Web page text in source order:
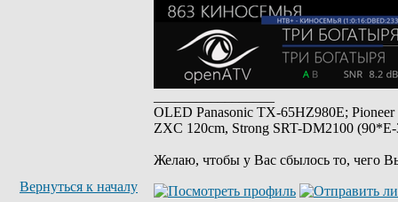
OLED Panasonic TX-65HZ980E;
ZXC 120cm, Strong SRT-DM2100
Желаю, чтобы у Вас сбылось то, чего
Вернуться к началу